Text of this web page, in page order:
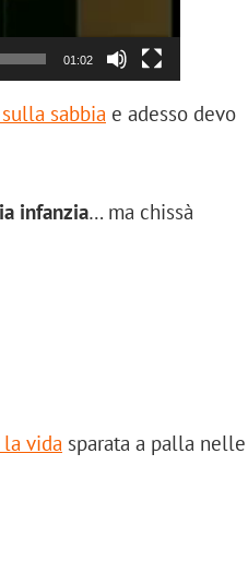
01:02
sabbia e adesso devo
infanzia… ma chissà
vida sparata a palla nelle